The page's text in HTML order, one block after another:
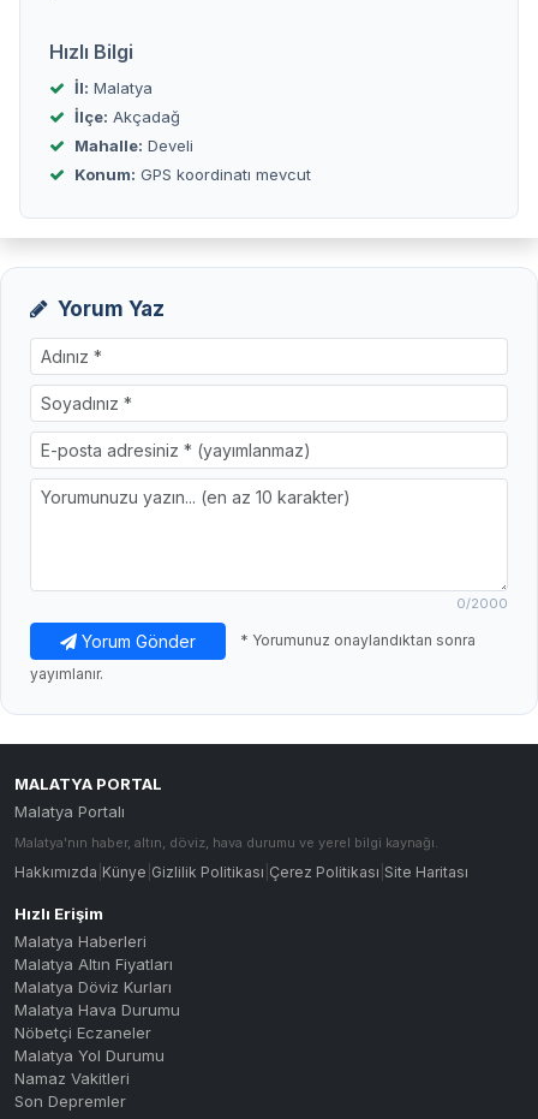
Hızlı Bilgi
İl: Malatya
İlçe: Akçadağ
Mahalle: Develi
Konum: GPS koordinatı mevcut
Yorum Yaz
0/2000
Yorum Gönder
* Yorumunuz onaylandıktan sonra
yayımlanır.
MALATYA PORTAL
Malatya Portalı
Malatya'nın haber, altın, döviz, hava durumu ve yerel bilgi kaynağı.
Hakkımızda Künye Gizlilik Politikası Çerez Politikası Site Haritası
Hızlı Erişim
Malatya Haberleri
Malatya Altın Fiyatları
Malatya Döviz Kurları
Malatya Hava Durumu
Nöbetçi Eczaneler
Malatya Yol Durumu
Namaz Vakitleri
Son Depremler